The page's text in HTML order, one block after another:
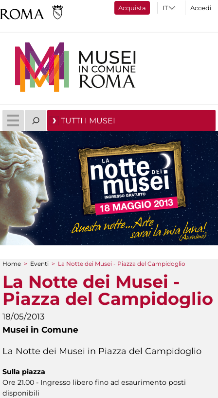
Acquista Accedi
TUTTI I MUSEI
Tu sei qui
Home > Eventi > La Notte dei Musei - Piazza del Campidoglio
La Notte dei Musei -
Piazza del Campidoglio
18/05/2013
Musei in Comune
La Notte dei Musei in Piazza del Campidoglio
Sulla piazza
Ore 21.00 - Ingresso libero fino ad esaurimento posti
disponibili